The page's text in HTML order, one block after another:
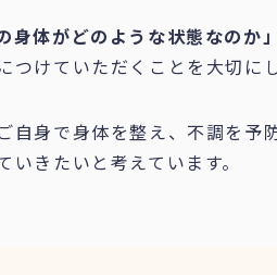
身体がどのような状態なのか
つけていただくことを大切に
自身で身体を整え、不調を予
きたいと考えています。